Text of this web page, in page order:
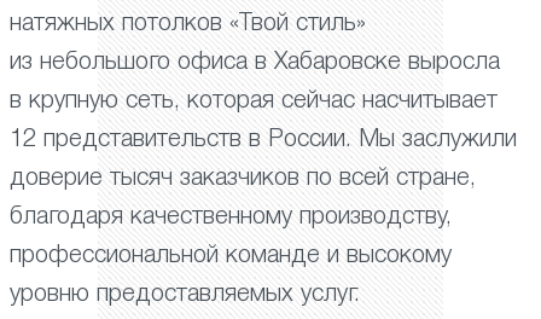
натяжных потолков «Твой стиль»
из небольшого офиса в Хабаровске выросла
в крупную сеть, которая сейчас насчитывает
12 представительств в России. Мы заслужили
доверие тысяч заказчиков по всей стране,
благодаря качественному производству,
профессиональной команде и высокому
уровню предоставляемых услуг.